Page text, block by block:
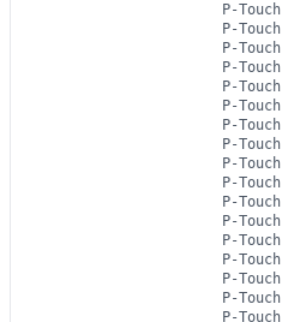
P-Touch
P-Touch
P-Touch
P-Touch
P-Touch
P-Touch
P-Touch
P-Touch
P-Touch
P-Touch
P-Touch
P-Touch
P-Touch
P-Touch
P-Touch
P-Touch
P-Touch